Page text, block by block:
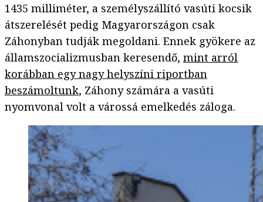
1435 milliméter, a személyszállító vasúti kocsik
átszerelését pedig Magyarországon csak
Záhonyban tudják megoldani. Ennek gyökere az
államszocializmusban keresendő, mint arról
korábban egy nagy helyszíni riportban
beszámoltunk, Záhony számára a vasúti
nyomvonal volt a várossá emelkedés záloga.